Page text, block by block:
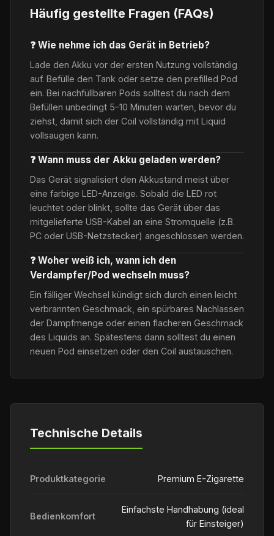
Häufig gestellte Fragen (FAQs)
❓ Wie nehme ich das Gerät in Betrieb?
Lade den Akku vor der ersten Nutzung vollständig
auf. Befülle den Tank oder setze den prefilled Pod
ein. Bei nachfüllbaren Pods solltest du nach dem
Befüllen unbedingt 5–10 Minuten warten, bevor du
ziehst, damit sich der Coil vollständig mit Liquid
vollsaugen kann.
❓ Wann muss der Akku geladen werden?
Das Gerät signalisiert den Akkustand meist über
eine farbige LED-Anzeige. Sobald die LED rot
leuchtet oder blinkt, sollte das Gerät über das
mitgelieferte USB-Kabel an eine Stromquelle (z.B.
PC oder USB-Netzstecker) angeschlossen werden.
❓ Woher weiß ich, wann ich den
Verdampfer/Pod wechseln muss?
Ein fälliger Wechsel kündigt sich durch einen leicht
verbrannten Geschmack, ein spürbares Nachlassen
der Dampfmenge oder einen flacheren Geschmack
des Liquids an. Spätestens dann solltest du einen
neuen Pod einsetzen oder den Coil austauschen.
Technische Details
Produktkategorie Premium E-Zigarette
Bedienkomfort
Einfachste Handhabung (ideal
für Einsteiger)